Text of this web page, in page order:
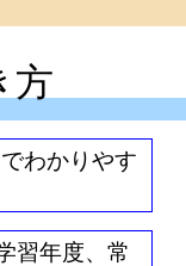
方
わかりやす
習年度、常